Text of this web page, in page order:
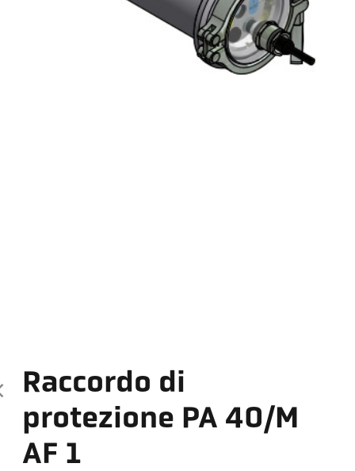
Raccordo di
protezione PA 40/M
AF 1